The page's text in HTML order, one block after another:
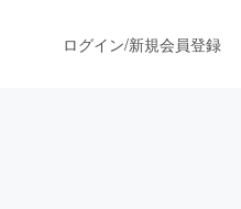
ログイン/新規会員登録